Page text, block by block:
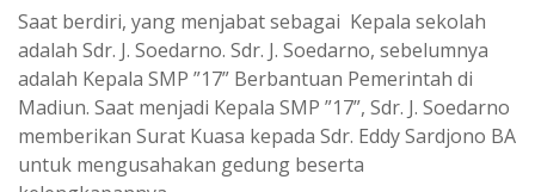
Saat berdiri, yang menjabat sebagai Kepala sekolah
adalah Sdr. J. Soedarno. Sdr. J. Soedarno, sebelumnya
adalah Kepala SMP ”17” Berbantuan Pemerintah di
Madiun. Saat menjadi Kepala SMP ”17”, Sdr. J. Soedarno
memberikan Surat Kuasa kepada Sdr. Eddy Sardjono BA
untuk mengusahakan gedung beserta